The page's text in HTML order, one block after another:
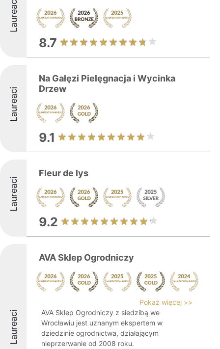
Laureaci
8.7
Laureaci
Na Gałęzi Pielęgnacja i Wycinka
Drzew
9.1
Laureaci
Fleur de lys
9.2
Laureaci
AVA Sklep Ogrodniczy
Pokaż więcej >>
AVA Sklep Ogrodniczy z siedzibą we
Wrocławiu jest uznanym ekspertem w
dziedzinie ogrodnictwa, działającym
nieprzerwanie od 2008 roku.